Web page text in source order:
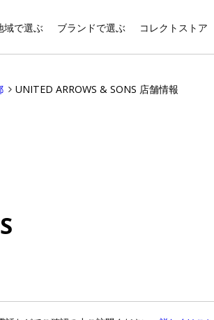
域で選ぶ ブランドで選ぶ コレクトストア
UNITED ARROWS & SONS 店舗情報